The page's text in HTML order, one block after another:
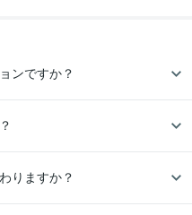
ンですか？
りますか？